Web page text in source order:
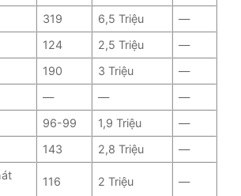
319 6,5 Triệu
—
124 2,5 Triệu
—
190 3 Triệu
—
— —
—
96-99 1,9 Triệu
—
143 2,8 Triệu
—
116 2 Triệu —